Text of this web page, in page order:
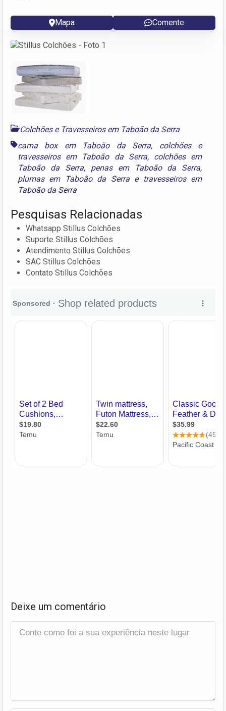
Mapa Comente
Colchões e Travesseiros em Taboão da Serra
cama box em Taboão da Serra, colchões e
travesseiros em Taboão da Serra, colchões em
Taboão da Serra, penas em Taboão da Serra,
plumas em Taboão da Serrae travesseiros em
Taboão da Serra
Pesquisas Relacionadas
Whatsapp Stillus Colchões
Suporte Stillus Colchões
Atendimento Stillus Colchões
SAC Stillus Colchões
Contato Stillus Colchões
Deixe um comentário